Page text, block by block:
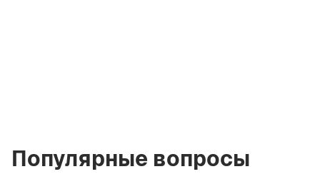
Популярные вопросы